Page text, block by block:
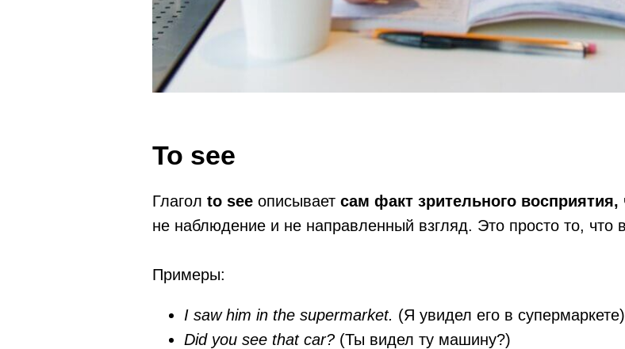
To see
Глагол to see описывает сам факт зрительного восприятия,
не наблюдение и не направленный взгляд. Это просто то, что
Примеры:
I saw him in the supermarket. (Я увидел его в
Did you see that car? (Ты видел ту машину?)